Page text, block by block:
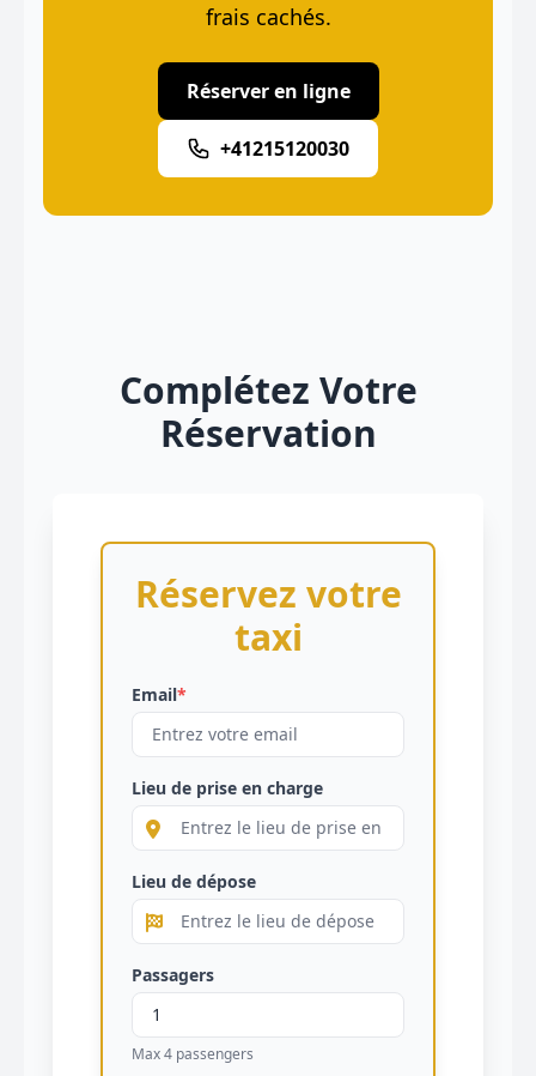
frais cachés.
Réserver en ligne
+41215120030
Complétez Votre
Réservation
Réservez votre
taxi
Email*
Lieu de prise en charge
Lieu de dépose
Passagers
Max 4 passengers